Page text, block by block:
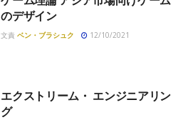
のデザイン
文責 ベン・ブラシュク 12/10/2021
エクストリーム・ エンジニアリン
グ